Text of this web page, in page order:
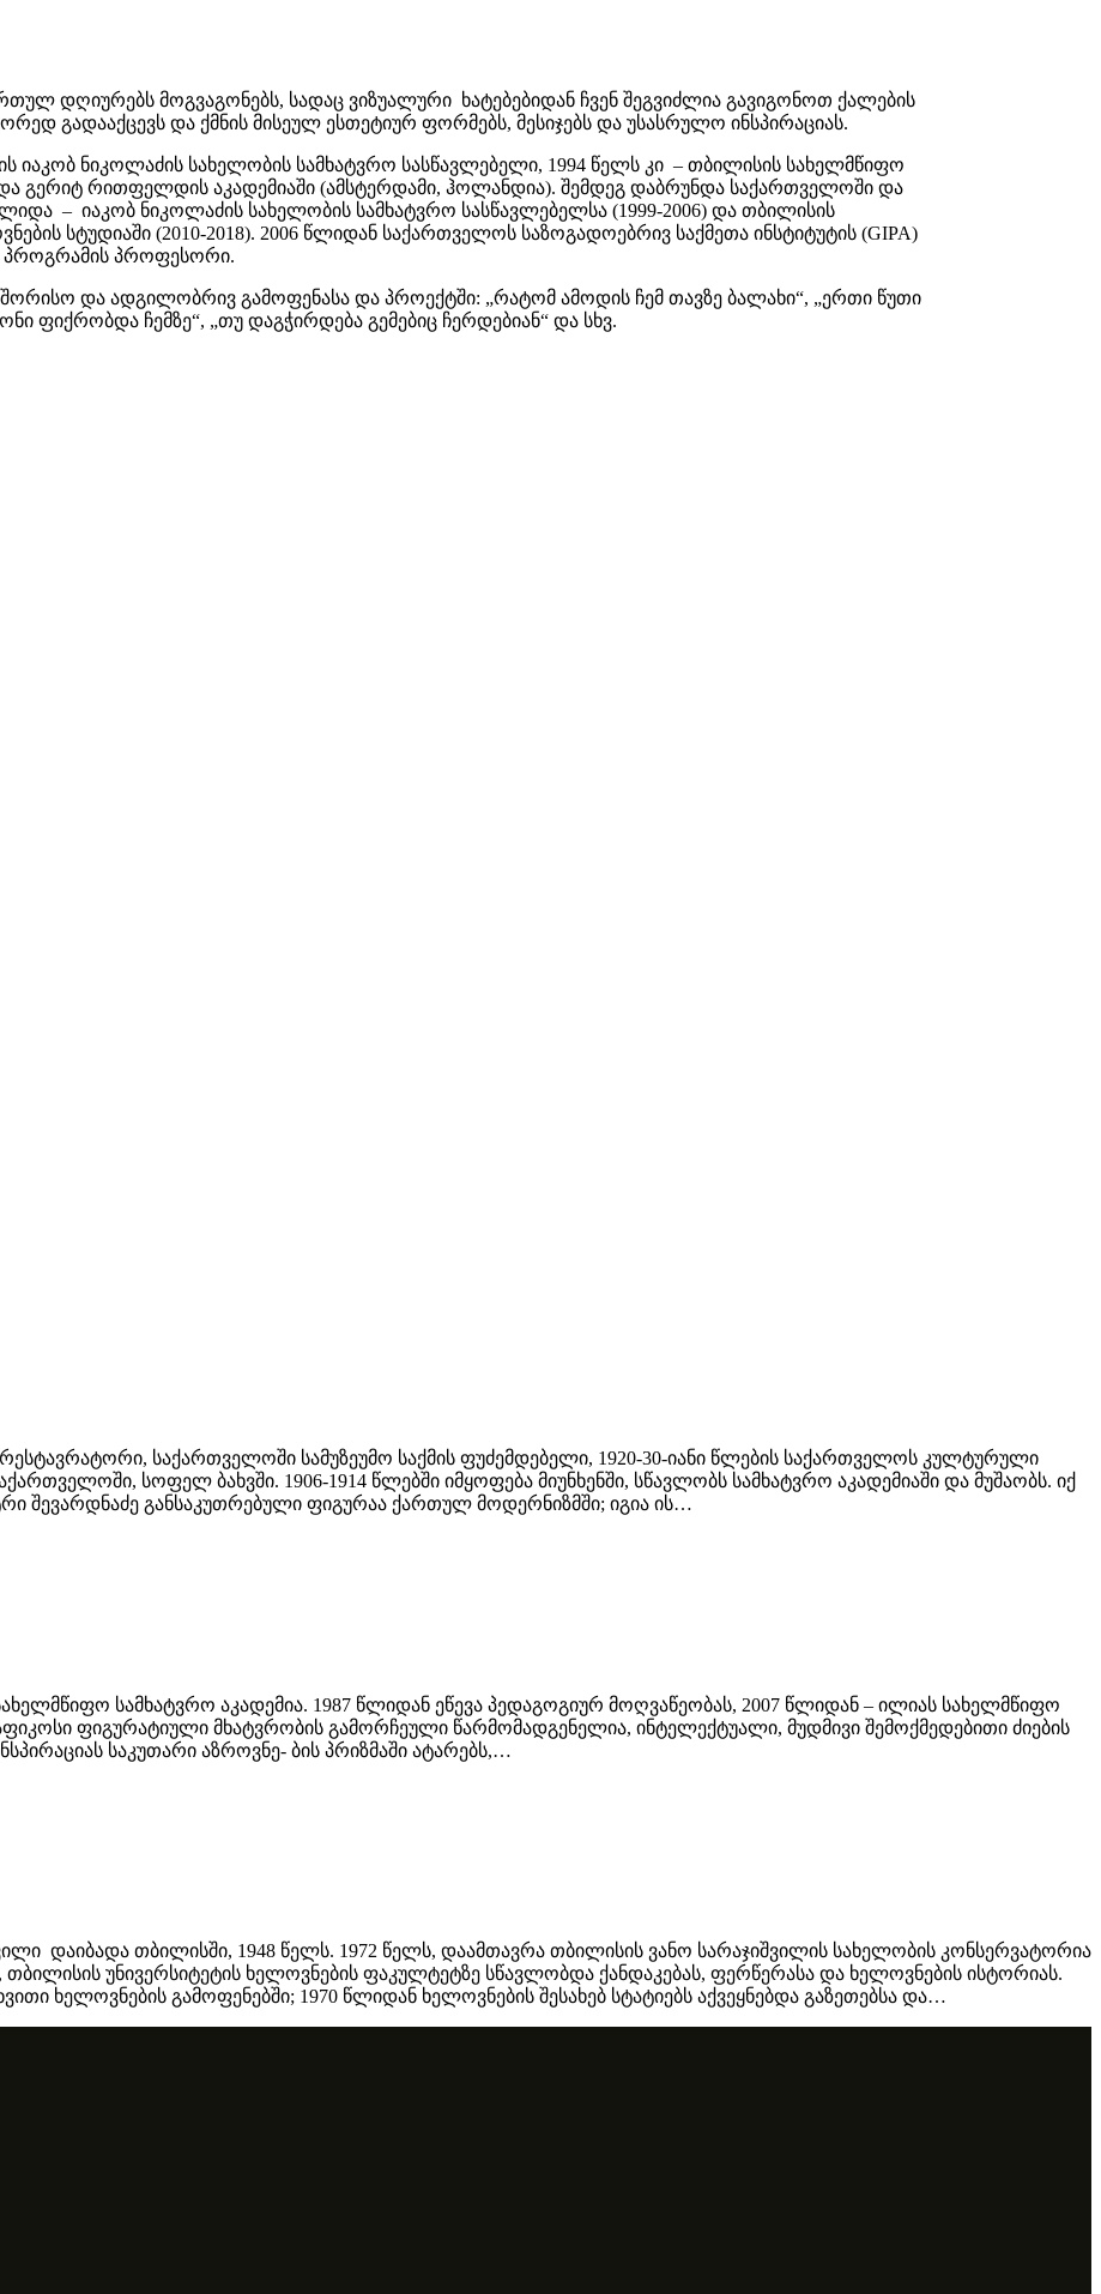
დღიურებს მოგვაგონებს, სადაც ვიზუალური ხატებებიდან ჩვენ შეგვიძლია გავიგონოთ ქალების
გადააქცევს და ქმნის მისეულ ესთეტიურ ფორმებს, მესიჯებს და უსასრულო ინსპირაციას.
იაკობ ნიკოლაძის სახელობის სამხატვრო სასწავლებელი, 1994 წელს კი – თბილისის სახელმწიფო
გერიტ რითფელდის აკადემიაში (ამსტერდამი, ჰოლანდია). შემდეგ დაბრუნდა საქართველოში და
– იაკობ ნიკოლაძის სახელობის სამხატვრო სასწავლებელსა (1999-2006) და თბილისის
სტუდიაში (2010-2018). 2006 წლიდან საქართველოს საზოგადოებრივ საქმეთა ინსტიტუტის (GIPA)
პროგრამის პროფესორი.
და ადგილობრივ გამოფენასა და პროექტში: „რატომ ამოდის ჩემ თავზე ბალახი“, „ერთი წუთი
ფიქრობდა ჩემზე“, „თუ დაგჭირდება გემებიც ჩერდებიან“ და სხვ.
საქართველოში სამუზეუმო საქმის ფუძემდებელი, 1920-30-იანი წლების საქართველოს კულტურული
სოფელ ბახვში. 1906-1914 წლებში იმყოფება მიუნხენში, სწავლობს სამხატვრო აკადემიაში და მუშაობს. იქ
შევარდნაძე განსაკუთრებული ფიგურაა ქართულ მოდერნიზმში; იგია ის…
სამხატვრო აკადემია. 1987 წლიდან ეწევა პედაგოგიურ მოღვაწეობას, 2007 წლიდან – ილიას სახელმწიფო
ფიგურატიული მხატვრობის გამორჩეული წარმომადგენელია, ინტელექტუალი, მუდმივი შემოქმედებითი ძიების
საკუთარი აზროვნე- ბის პრიზმაში ატარებს,…
დაიბადა თბილისში, 1948 წელს. 1972 წელს, დაამთავრა თბილისის ვანო სარაჯიშვილის სახელობის კონსერვატორია
უნივერსიტეტის ხელოვნების ფაკულტეტზე სწავლობდა ქანდაკებას, ფერწერასა და ხელოვნების ისტორიას.
ხელოვნების გამოფენებში; 1970 წლიდან ხელოვნების შესახებ სტატიებს აქვეყნებდა გაზეთებსა და…